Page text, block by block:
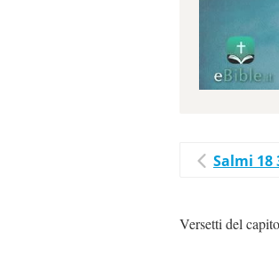
Salmi 18
Versetti del